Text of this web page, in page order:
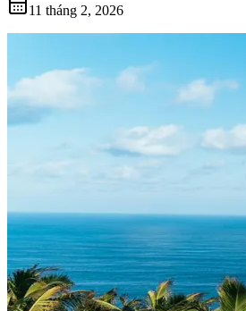
11 tháng 2, 2026